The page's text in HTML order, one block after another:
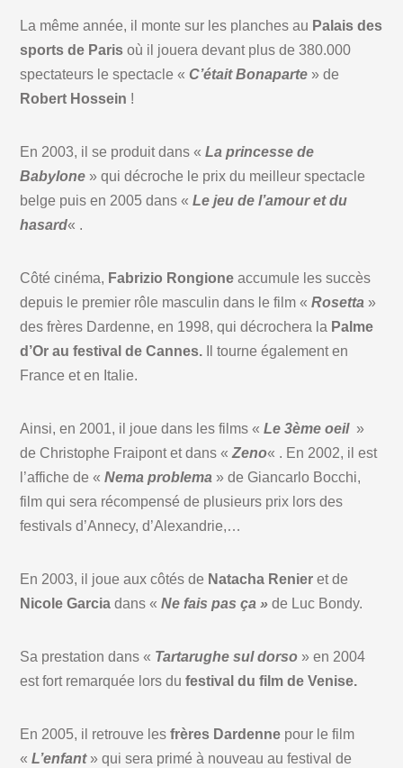
La même année, il monte sur les planches au Palais des
sports de Paris où il jouera devant plus de 380.000
spectateurs le spectacle «C’était Bonaparte » de
Robert Hossein !
En 2003, il se produit dans «La princesse de
Babylone » qui décroche le prix du meilleur spectacle
belge puis en 2005 dans «Le jeu de l’amour et du
hasard« .
Côté cinéma, Fabrizio Rongione accumule les succès
depuis le premier rôle masculin dans le film «Rosetta »
des frères Dardenne, en 1998, qui décrochera la Palme
d’Or au festival de Cannes. Il tourne également en
France et en Italie.
Ainsi, en 2001, il joue dans les films «Le 3ème oeil»
de Christophe Fraipont et dans «Zeno« . En 2002, il est
l’affiche de «Nema problema » de Giancarlo Bocchi,
film qui sera récompensé de plusieurs prix lors des
festivals d’Annecy, d’Alexandrie,…
En 2003, il joue aux côtés de Natacha Renier et de
Nicole Garcia dans «Ne fais pas ça » de Luc Bondy.
Sa prestation dans « Tartarughe sul dorso » en 2004
est fort remarquée lors dufestival du film de Venise.
En 2005, il retrouve lesfrères Dardenne pour le film
«L’enfant» qui sera primé à nouveau au festival de